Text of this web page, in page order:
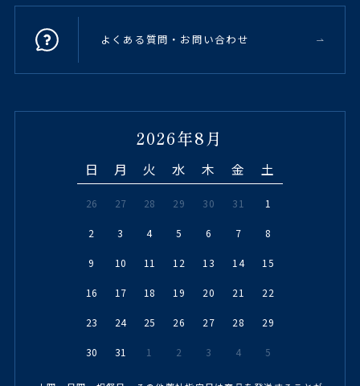
よくある質問・お問い合わせ
2026年8月
日 月 火 水 木 金 土
26 27 28 29 30 31 1
2 3 4 5 6 7 8
9 10 11 12 13 14 15
16 17 18 19 20 21 22
23 24 25 26 27 28 29
30 31 1 2 3 4 5